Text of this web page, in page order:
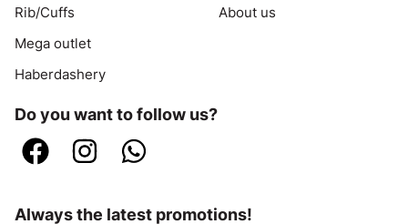
Rib/Cuffs
Mega outlet
Haberdashery
About us
Do you want to follow us?
Always the latest promotions!